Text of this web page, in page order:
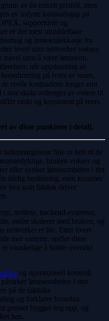
av én enkelt prisfeil, men
av ustyrte kostnadsgap på
supportdrift og
er det mest umiddelbare
og inntektslekkasje fra
hvert som nettverket vokser,
travel uten å være lønnsom.
når oppdatering av
på tvers av team,
reelle kostnadene lenger enn
stor skala avhenger av evnen til
raskt og konsistent på tvers
av disse punktene i detalj.
ladermarginene fine ut helt til de
bruken vokser og
eller synker lønnsomheten i det
dårlig beslutning, men kommer
hva som faktisk driver
nettleie, backend-systemer,
andre skalerer med bruken, og
nettverket er lite. Etter hvert
mer varierte, spiller disse
er vanskelige å holde oversikt
og operasjonell kontroll
lønnsomheten i stor
på de faktiske
og forklarer hvordan
presset bygger seg opp, og
hen.